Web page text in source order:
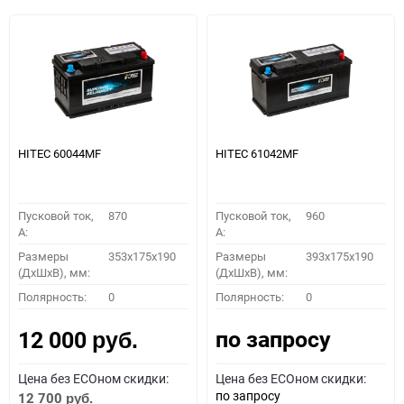
HITEC 60044MF
Пусковой ток,
A:
870
Размеры
(ДхШхВ), мм:
353x175x190
Полярность: 0
12 000 руб.
Цена без ECOном скидки:
12 700 руб.
HITEC 61042MF
Пусковой ток,
A:
960
Размеры
(ДхШхВ), мм:
393x175x190
Полярность: 0
по запросу
Цена без ECOном скидки:
по запросу